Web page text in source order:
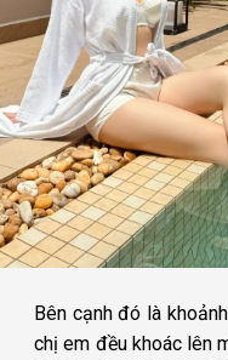
Bên cạnh đó là
chị em đều khoác lên